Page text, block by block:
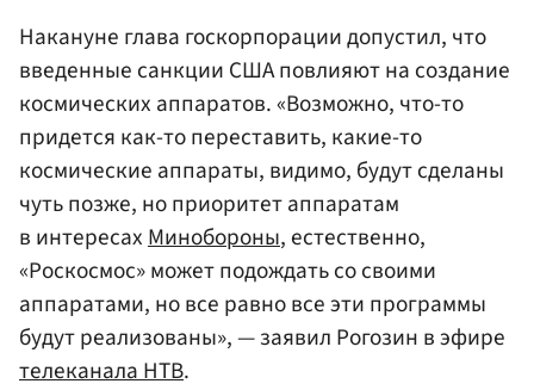
Накануне глава госкорпорации допустил, что
введенные санкции США повлияют на создание
космических аппаратов. «Возможно, что-то
придется как-то переставить, какие-то
космические аппараты, видимо, будут сделаны
чуть позже, но приоритет аппаратам
в интересахМинобороны, естественно,
«Роскосмос» может подождать со своими
аппаратами, но все равно все эти программы
будут реализованы», — заявил Рогозин в эфире
телеканала НТВ.